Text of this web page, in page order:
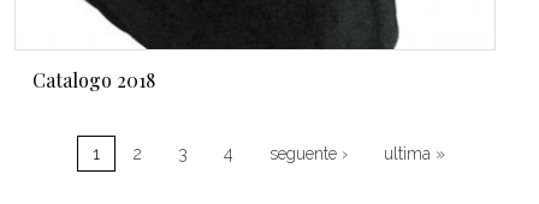
Catalogo 2018
1 2 3 4 seguente ›Pagina successiva
ultima »Ultima